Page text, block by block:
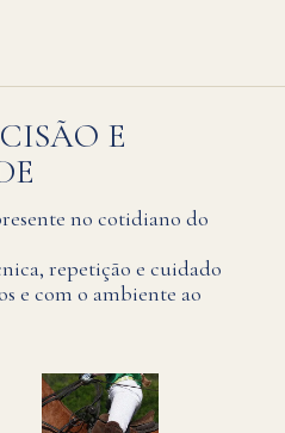
E
no cotidiano do
repetição e cuidado
e com o ambiente ao